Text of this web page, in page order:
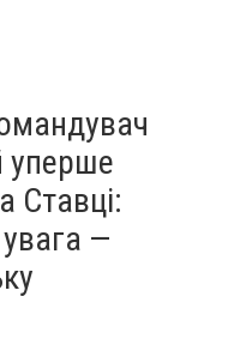
уперше
Ставці:
—